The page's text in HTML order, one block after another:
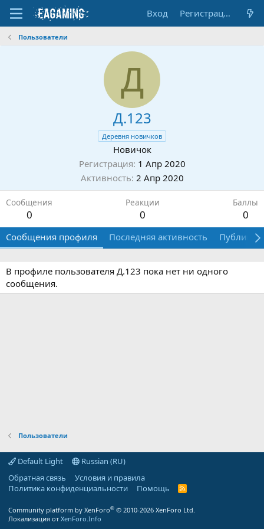
Вход Регистрация
Пользователи
Д
Д.123
Деревня новичков
Новичок
Регистрация 1 Апр 2020
Активность 2 Апр 2020
Сообщения
0
Реакции
0
Баллы
0
Сообщения профиля Последняя активность
В профиле пользователя Д.123 пока нет ни одного
сообщения.
Пользователи
Default Light
Russian (RU)
Обратная связь
Условия и правила
Политика конфиденциальности
Помощь
R
Community platform by XenForo® © 2010-2026 XenForo Ltd.
Локализация от XenForo.Info